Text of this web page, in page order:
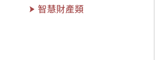
智慧財產類